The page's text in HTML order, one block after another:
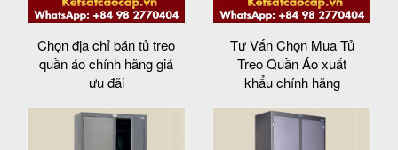
Chọn địa chỉ bán tủ treo
quần áo chính hãng giá
ưu đãi
Tư Vấn Chọn Mua Tủ
Treo Quần Áo xuất
khẩu chính hãng